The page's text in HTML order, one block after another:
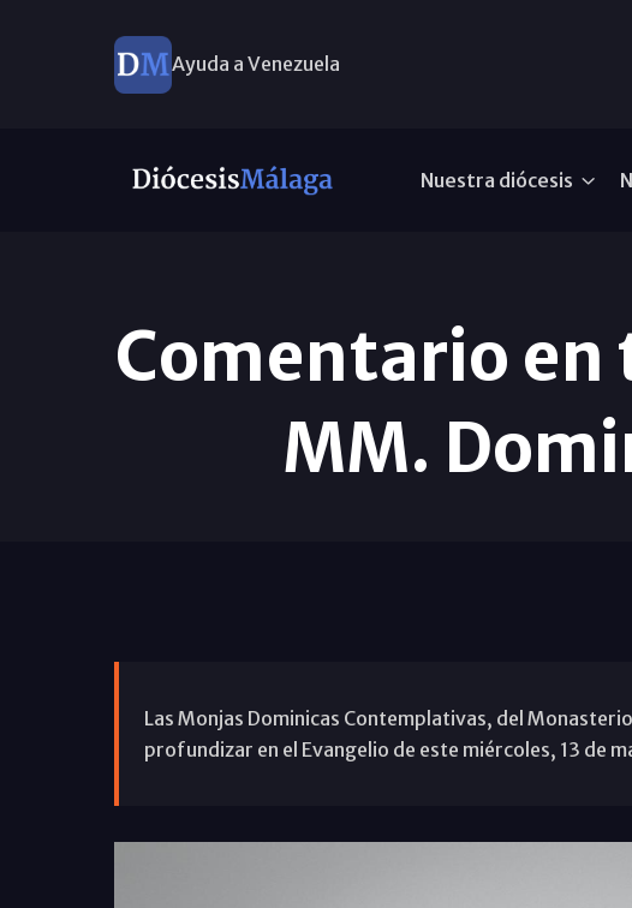
Ayuda a Venezuela
Nuestra diócesis
Comentario en
MM.
Las Monjas Dominicas Contemplativas, del
profundizar en el Evangelio de este miércoles, 13 de